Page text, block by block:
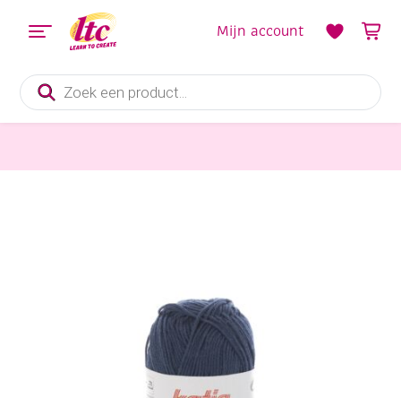
Producten
zoeken
Mijn account